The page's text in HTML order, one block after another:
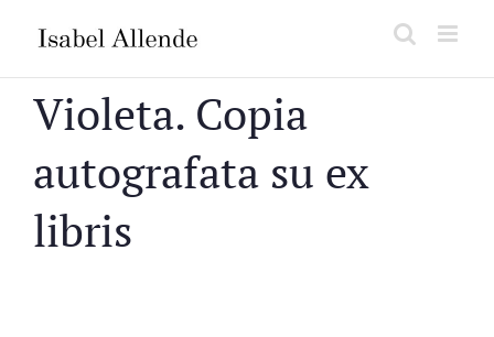
Violeta. Copia
autografata su ex
libris